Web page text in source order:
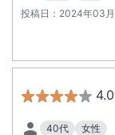
投稿日： 2024年03
4.0
40代
女性